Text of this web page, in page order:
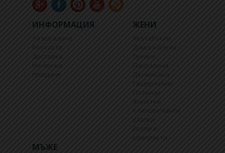
ИНФОРМАЦИЯ
За магазина
Контакти
Доставка
Начин на
плащане
ЖЕНИ
ЯкетаРокли
Дамски Блузи
Туники
Панталони
ДънкиСака
Гащеризони
Потници
Жилетки
Клинове Чанти
Шапки
Екипи и
комплекти
МЪЖЕ